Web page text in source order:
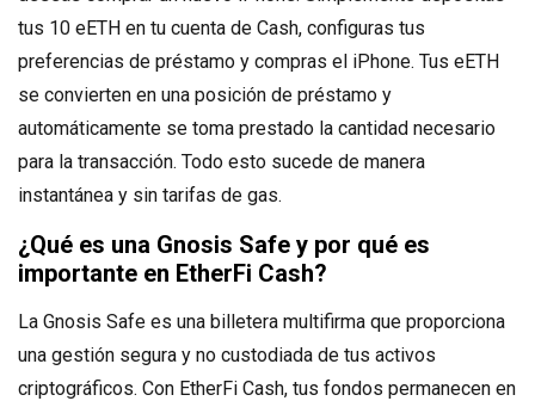
tus 10 eETH en tu cuenta de Cash, configuras tus
preferencias de préstamo y compras el iPhone. Tus eETH
se convierten en una posición de préstamo y
automáticamente se toma prestado la cantidad necesario
para la transacción. Todo esto sucede de manera
instantánea y sin tarifas de gas.
¿Qué es una Gnosis Safe y por qué es
importante en EtherFi Cash?
La Gnosis Safe es una billetera multifirma que proporciona
una gestión segura y no custodiada de tus activos
criptográficos. Con EtherFi Cash, tus fondos permanecen en